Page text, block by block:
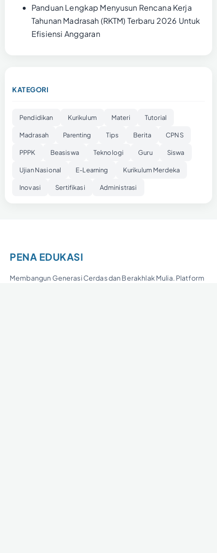
Panduan Lengkap Menyusun Rencana Kerja
Tahunan Madrasah (RKTM) Terbaru 2026 Untuk
Efisiensi Anggaran
KATEGORI
Pendidikan Kurikulum Materi Tutorial
Madrasah Parenting Tips Berita CPNS
PPPK Beasiswa Teknologi Guru Siswa
Ujian Nasional E-Learning Kurikulum Merdeka
Inovasi Sertifikasi Administrasi
PENA EDUKASI
Membangun Generasi Cerdas dan Berakhlak Mulia. Platform